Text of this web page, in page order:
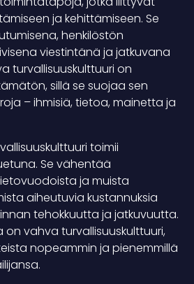
ja kehittämiseen. Se
henkilöstön
viestintänä ja jatkuvana
turvallisuuskulttuuri on
sillä se suojaa sen
– ihmisiä, tietoa, mainetta ja
toimii
Se vähentää
ja muista
aiheutuvia kustannuksia
tehokkuutta ja jatkuvuutta.
vahva turvallisuuskulttuuri,
nopeammin ja pienemmillä